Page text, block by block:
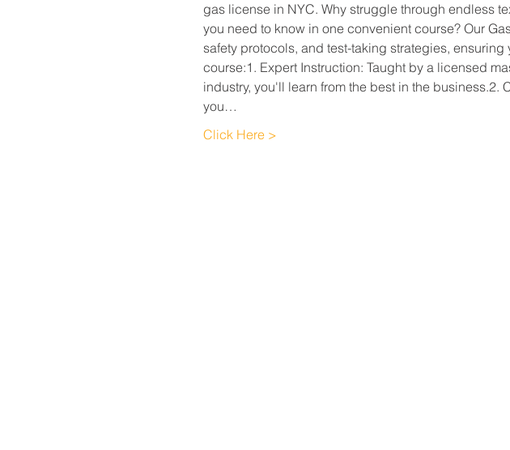
gas license in NYC. Why struggle through endless
you need to know in one convenient course? Our
safety protocols, and test-taking strategies,
course:1. Expert Instruction: Taught by a licensed
industry, you'll learn from the best in the
you…
Click Here >